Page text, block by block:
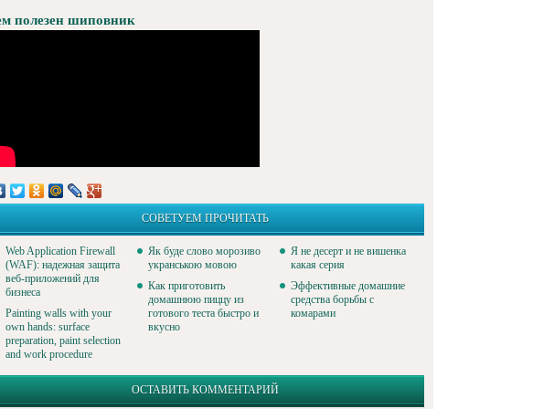
полезен шиповник
СОВЕТУЕМ ПРОЧИТАТЬ
Web Application Firewall
(WAF): надежная защита
веб-приложений для
бизнеса
Painting walls with your
own hands: surface
preparation, paint selection
and work procedure
Як буде слово морозиво
укранською мовою
Как приготовить
домашнюю пиццу из
готового теста быстро и
вкусно
Я не десерт и не вишенка
какая серия
Эффективные домашние
средства борьбы с
комарами
ОСТАВИТЬ КОММЕНТАРИЙ